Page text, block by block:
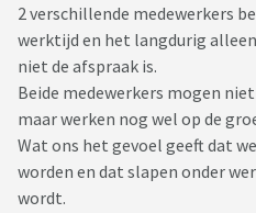
2 verschillende medewerkers
werktijd en het langdurig
niet de afspraak is.
Beide medewerkers mogen
maar werken nog wel op de
Wat ons het gevoel geeft dat
worden en dat slapen onder
wordt.